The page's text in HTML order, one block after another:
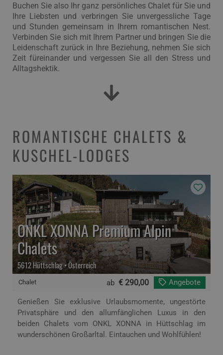
Buchen Sie also Ihr ganz persönliches Chalet für Sie und
Ihre Liebsten und verbringen Sie unvergessliche Tage
und Stunden gemeinsam in Ihrem romantischen Nest.
Verbinden Sie sich mit Ihrem Partner und bringen Sie die
Leidenschaft zurück in Ihre Beziehung, nehmen Sie sich
Zeit füreinander und vergessen Sie all den Stress und
Alltagshektik.
ROMANTISCHE CHALETS &
KUSCHEL-LODGES
Chalet
ONKL XONNA Premium Alpin
Chalets
5612 Hüttschlag • Österreich
ab € 290,00 Angebote
Genießen Sie exklusive Urlaubsmomente, ungestörte
Privatsphäre und den allumfänglichen Luxus in den
beiden Chalets vom ONKL XONNA in Hüttschlag im
wunderschönen Großarltal. Eintauchen und Wohlfühlen!